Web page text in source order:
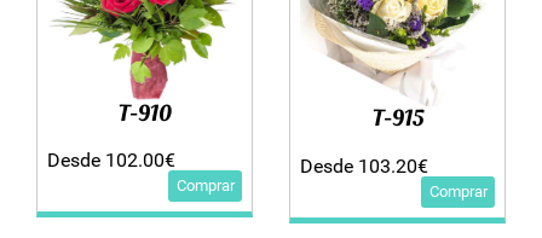
T-910
Desde 102.00€
Comprar
T-915
Desde 103.20€
Comprar